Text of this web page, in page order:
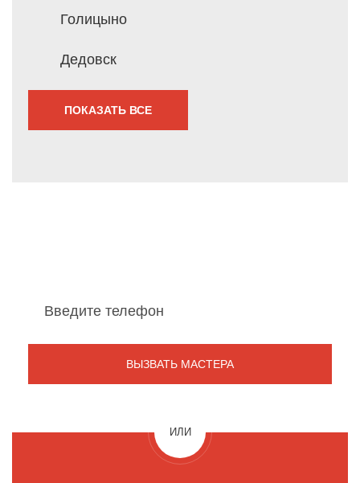
Голицыно
Дедовск
ПОКАЗАТЬ ВСЕ
ИЛИ